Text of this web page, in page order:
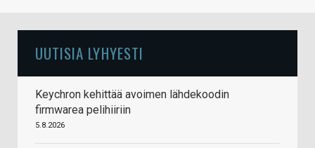
UUTISIA LYHYESTI
Keychron kehittää avoimen lähdekoodin
firmwarea pelihiiriin
5.8.2026